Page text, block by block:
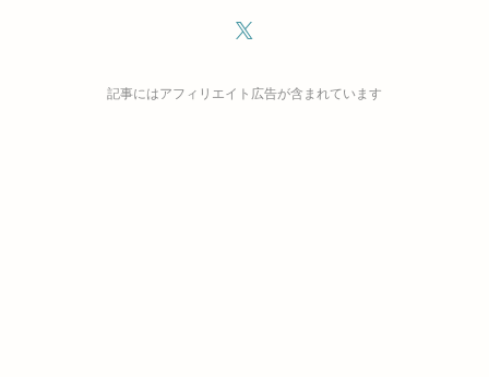
記事にはアフィリエイト広告が含まれています